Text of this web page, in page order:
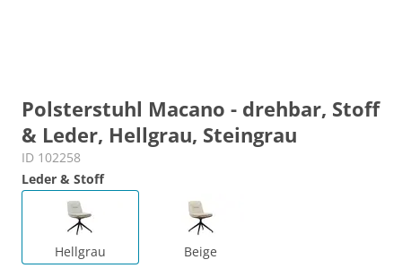
Polsterstuhl Macano - drehbar, Stoff
& Leder, Hellgrau, Steingrau
ID 102258
Leder & Stoff
Hellgrau Beige